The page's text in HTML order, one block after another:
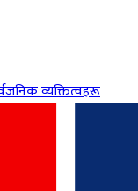
व्यक्तित्वहरू